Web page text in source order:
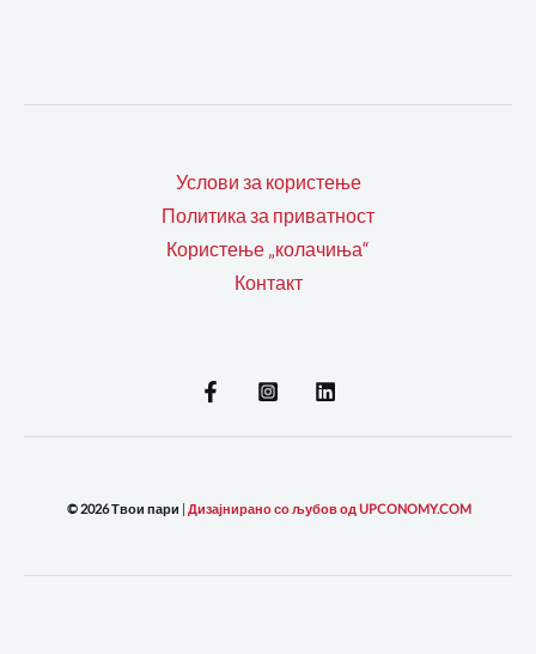
Услови за користење
Политика за приватност
Користење „колачиња“
Контакт
© 2026 Твои пари Дизајнирано со љубов од UPCONOMY.COM